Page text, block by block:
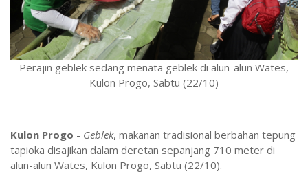
Perajin geblek sedang menata geblek di alun-alun Wates,
Kulon Progo, Sabtu (22/10)
Kulon Progo - Geblek, makanan tradisional berbahan tepung
tapioka disajikan dalam deretan sepanjang 710 meter di
alun-alun Wates, Kulon Progo, Sabtu (22/10).